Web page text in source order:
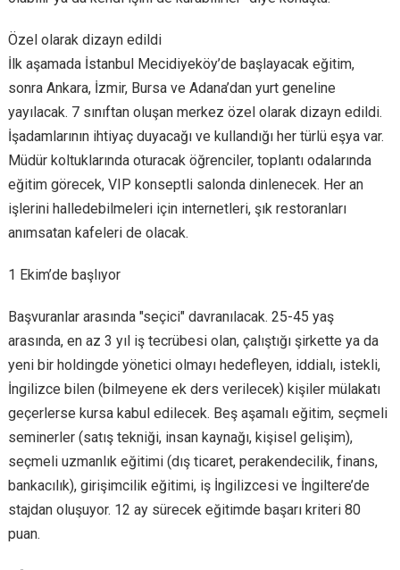
Özel olarak dizayn edildi
İlk aşamada İstanbul Mecidiyeköy’de başlayacak eğitim,
sonra Ankara, İzmir, Bursa ve Adana’dan yurt geneline
yayılacak. 7 sınıftan oluşan merkez özel olarak dizayn edildi.
İşadamlarının ihtiyaç duyacağı ve kullandığı her türlü eşya var.
Müdür koltuklarında oturacak öğrenciler, toplantı odalarında
eğitim görecek, VIP konseptli salonda dinlenecek. Her an
işlerini halledebilmeleri için internetleri, şık restoranları
anımsatan kafeleri de olacak.
1 Ekim’de başlıyor
Başvuranlar arasında "seçici" davranılacak. 25-45 yaş
arasında, en az 3 yıl iş tecrübesi olan, çalıştığı şirkette ya da
yeni bir holdingde yönetici olmayı hedefleyen, iddialı, istekli,
İngilizce bilen (bilmeyene ek ders verilecek) kişiler mülakatı
geçerlerse kursa kabul edilecek. Beş aşamalı eğitim, seçmeli
seminerler (satış tekniği, insan kaynağı, kişisel gelişim),
seçmeli uzmanlık eğitimi (dış ticaret, perakendecilik, finans,
bankacılık), girişimcilik eğitimi, iş İngilizcesi ve İngiltere’de
stajdan oluşuyor. 12 ay sürecek eğitimde başarı kriteri 80
puan.